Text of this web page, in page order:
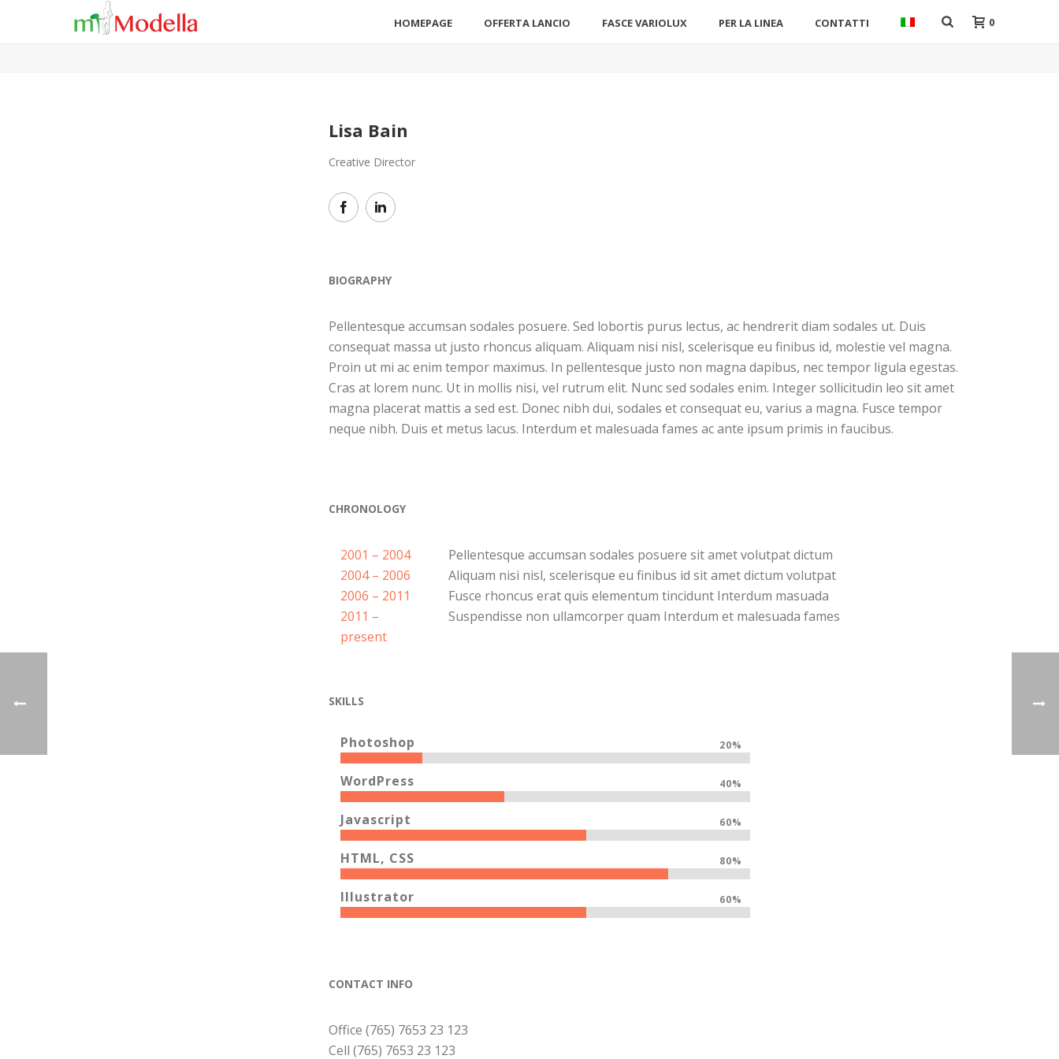
HOMEPAGE OFFERTA LANCIO FASCE VARIOLUX PER LA LINEA CONTATTI 0
Lisa Bain
Creative Director
BIOGRAPHY
Pellentesque accumsan sodales posuere. Sed lobortis purus lectus, ac hendrerit diam sodales ut. Duis
consequat massa ut justo rhoncus aliquam. Aliquam nisi nisl, scelerisque eu finibus id, molestie vel magna.
Proin ut mi ac enim tempor maximus. In pellentesque justo non magna dapibus, nec tempor ligula egestas.
Cras at lorem nunc. Ut in mollis nisi, vel rutrum elit. Nunc sed sodales enim. Integer sollicitudin leo sit amet
magna placerat mattis a sed est. Donec nibh dui, sodales et consequat eu, varius a magna. Fusce tempor
neque nibh. Duis et metus lacus. Interdum et malesuada fames ac ante ipsum primis in faucibus.
CHRONOLOGY
2001 – 2004
2004 – 2006
2006 – 2011
2011 –
present
Pellentesque accumsan sodales posuere sit amet volutpat dictum
Aliquam nisi nisl, scelerisque eu finibus id sit amet dictum volutpat
Fusce rhoncus erat quis elementum tincidunt Interdum masuada
Suspendisse non ullamcorper quam Interdum et malesuada fames
SKILLS
Photoshop 20%
WordPress 40%
Javascript 60%
HTML, CSS 80%
Illustrator 60%
CONTACT INFO
Office (765) 7653 23 123
Cell (765) 7653 23 123